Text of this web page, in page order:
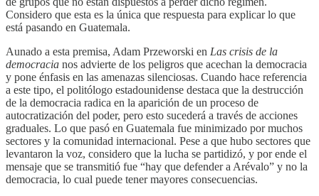
Considero que esta es la única que respuesta para explicar lo que
está pasando en Guatemala.
Aunado a esta premisa, Adam Przeworski en Las crisis de la
democracia nos advierte de los peligros que acechan la democracia
y pone énfasis en las amenazas silenciosas. Cuando hace referencia
a este tipo, el politólogo estadounidense destaca que la destrucción
de la democracia radica en la aparición de un proceso de
autocratización del poder, pero esto sucederá a través de acciones
graduales. Lo que pasó en Guatemala fue minimizado por muchos
sectores y la comunidad internacional. Pese a que hubo sectores que
levantaron la voz, considero que la lucha se partidizó, y por ende el
mensaje que se transmitió fue “hay que defender a Arévalo” y no la
democracia, lo cual puede tener mayores consecuencias.